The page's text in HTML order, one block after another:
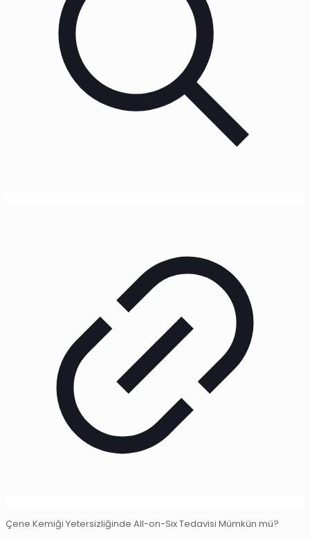
Çene Kemiği Yetersizliğinde All-on-Six Tedavisi Mümkün mü?